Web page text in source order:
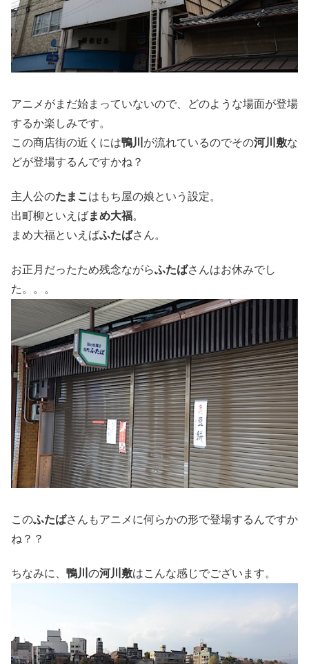
アニメがまだ始まっていないので、どのような場面が登場
するか楽しみです。
この商店街の近くには鴨川 が流れているのでその河川敷な
どが登場するんですかね？
主人公のたまこ はもち屋の娘という設定。
出町柳といえばまめ大福。
まめ大福といえばふたばさん。
お正月だったため残念ながらふたばさんはお休みでし
た。。。
このふたばさんもアニメに何らかの形で登場するんですか
ね？？
ちなみに、 鴨川 の河川敷はこんな感じでございます。